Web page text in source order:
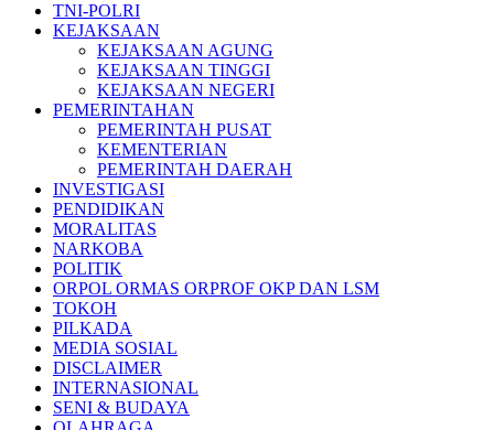
TNI-POLRI
KEJAKSAAN
KEJAKSAAN AGUNG
KEJAKSAAN TINGGI
KEJAKSAAN NEGERI
PEMERINTAHAN
PEMERINTAH PUSAT
KEMENTERIAN
PEMERINTAH DAERAH
INVESTIGASI
PENDIDIKAN
MORALITAS
NARKOBA
POLITIK
ORPOL ORMAS ORPROF OKP DAN LSM
TOKOH
PILKADA
MEDIA SOSIAL
DISCLAIMER
INTERNASIONAL
SENI & BUDAYA